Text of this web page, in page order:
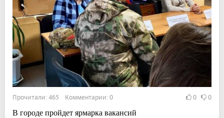
Прочитали: 465 Комментарии: 0 0 0
В городе пройдет ярмарка вакансий